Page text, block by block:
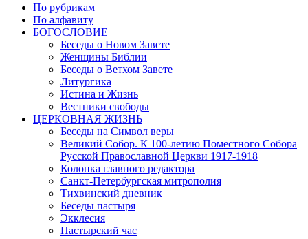
По рубрикам
По алфавиту
БОГОСЛОВИЕ
Беседы о Новом Завете
Женщины Библии
Беседы о Ветхом Завете
Литургика
Истина и Жизнь
Вестники свободы
ЦЕРКОВНАЯ ЖИЗНЬ
Беседы на Символ веры
Великий Собор. К 100-летию Поместного Собора
Русской Православной Церкви 1917-1918
Колонка главного редактора
Санкт-Петербургская митрополия
Тихвинский дневник
Беседы пастыря
Экклесия
Пастырский час